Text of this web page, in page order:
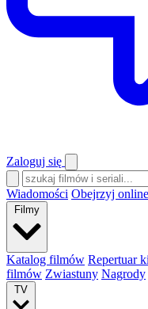
Zaloguj się
Wiadomości Obejrzyj online
Filmy
Katalog filmów Repertuar
filmów Zwiastuny Nagrody
TV